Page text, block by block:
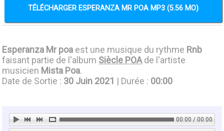
TÉLÉCHARGER ESPERANZA MR POA MP3 (5.56 MO)
Esperanza Mr poa est une musique du rythme Rnb
faisant partie de l'album Siècle POAde l'artiste
musicien Mista Poa.
Date de Sortie : 30 Juin 2021 | Durée : 00:00
00:00 / 00:00